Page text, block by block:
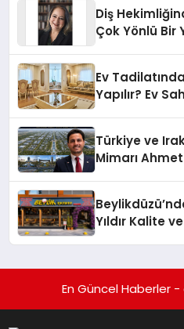
Diş
Çok Yönlü Bir
Ev
Yapılır? Ev
Türkiye ve
Mimarı
Hayata
Yıldır Kalite
En Güncel Haberler